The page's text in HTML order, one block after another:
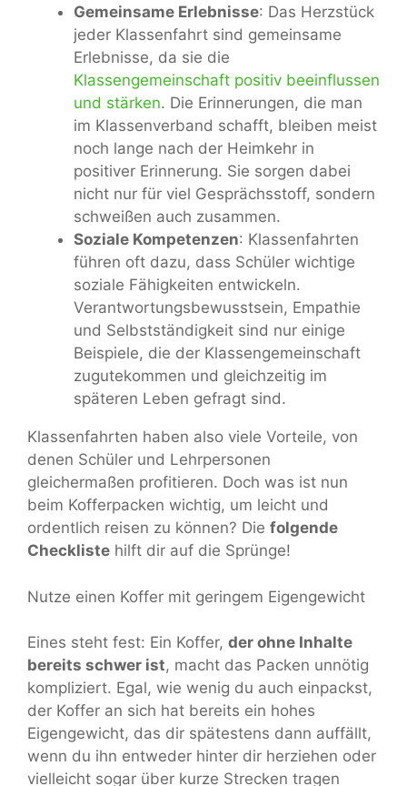
Gemeinsame Erlebnisse: Das Herzstück
jeder Klassenfahrt sind gemeinsame
Erlebnisse, da sie die
Klassengemeinschaft positiv beeinflussen
und stärken. Die Erinnerungen, die man
im Klassenverband schafft, bleiben meist
noch lange nach der Heimkehr in
positiver Erinnerung. Sie sorgen dabei
nicht nur für viel Gesprächsstoff, sondern
schweißen auch zusammen.
Soziale Kompetenzen: Klassenfahrten
führen oft dazu, dass Schüler wichtige
soziale Fähigkeiten entwickeln.
Verantwortungsbewusstsein, Empathie
und Selbstständigkeit sind nur einige
Beispiele, die der Klassengemeinschaft
zugutekommen und gleichzeitig im
späteren Leben gefragt sind.
Klassenfahrten haben also viele Vorteile, von
denen Schüler und Lehrpersonen
gleichermaßen profitieren. Doch was ist nun
beim Kofferpacken wichtig, um leicht und
ordentlich reisen zu können? Die folgende
Checkliste hilft dir auf die Sprünge!
Nutze einen Koffer mit geringem Eigengewicht
Eines steht fest: Ein Koffer, der ohne Inhalte
bereits schwer ist, macht das Packen unnötig
kompliziert. Egal, wie wenig du auch einpackst,
der Koffer an sich hat bereits ein hohes
Eigengewicht, das dir spätestens dann auffällt,
wenn du ihn entweder hinter dir herziehen oder
vielleicht sogar über kurze Strecken tragen